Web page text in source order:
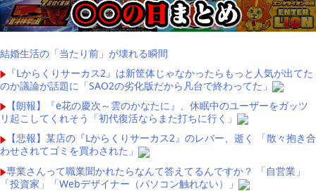
結婚生活の「当たり前」が壊れる瞬間
『Lからくりサーカス2』は新筐体じゃなかったらもっと人気が出てた
のか議論が話題に「SAO2の劣化版だから凡台で終わってた」
【朗報】『e花の慶次～雲のかなたに』、休眠中のユーザーをガッツ
リ起こしてくれそう「初代復活ならまた打ちに行く」
【悲報】某店の『Lからくりサーカス2』のレバー、逝く 「散々抱き合
わせされてゴミを買わされた」
専業さんって職業聞かれたらなんて答えてるんですか？ 「自営業」
「投資家」「Webデザイナー（パソコン触れない）」